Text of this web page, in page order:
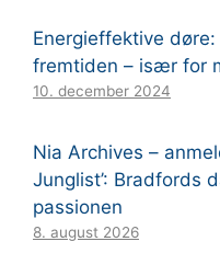
Energieffektive
fremtiden – især for
10. december 2024
Nia Archives –
Junglist’: Bradfords
passionen
8. august 2026